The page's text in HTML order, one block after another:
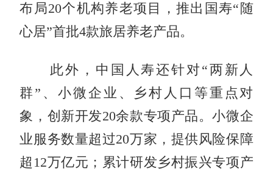
布局20个机构养老项目，推出国寿“随
心居”首批4款旅居养老产品。
此外，中国人寿还针对“两新人
群”、小微企业、乡村人口等重点对
象，创新开发20余款专项产品。小微企
业服务数量超过20万家，提供风险保障
超12万亿元；累计研发乡村振兴专项产